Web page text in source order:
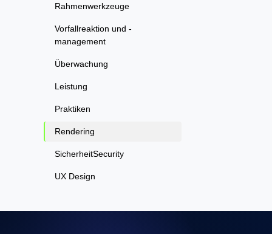
Rahmenwerkzeuge
Vorfallreaktion und -
management
Überwachung
Leistung
Praktiken
Rendering
SicherheitSecurity
UX Design